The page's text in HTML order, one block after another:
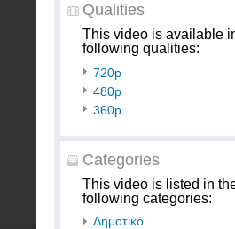
Qualities
This video is available
following qualities:
720p
480p
360p
Categories
This video is listed in
following categories:
Δημοτικό